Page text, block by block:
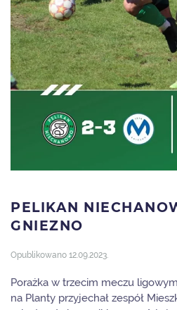
PELIKAN
GNIEZNO
Opublikowano 12.09.2023.
Porażka w trzecim meczu
na Planty przyjechał zespół